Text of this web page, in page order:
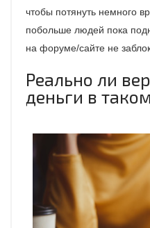
чтобы потянуть немного
побольше людей пока
на форуме/сайте не
Реально ли
деньги в